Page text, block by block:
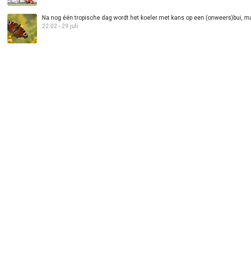
Na nog één tropische dag wordt het koeler met kans op een (onweers)bui,
22:02 - 29 juli